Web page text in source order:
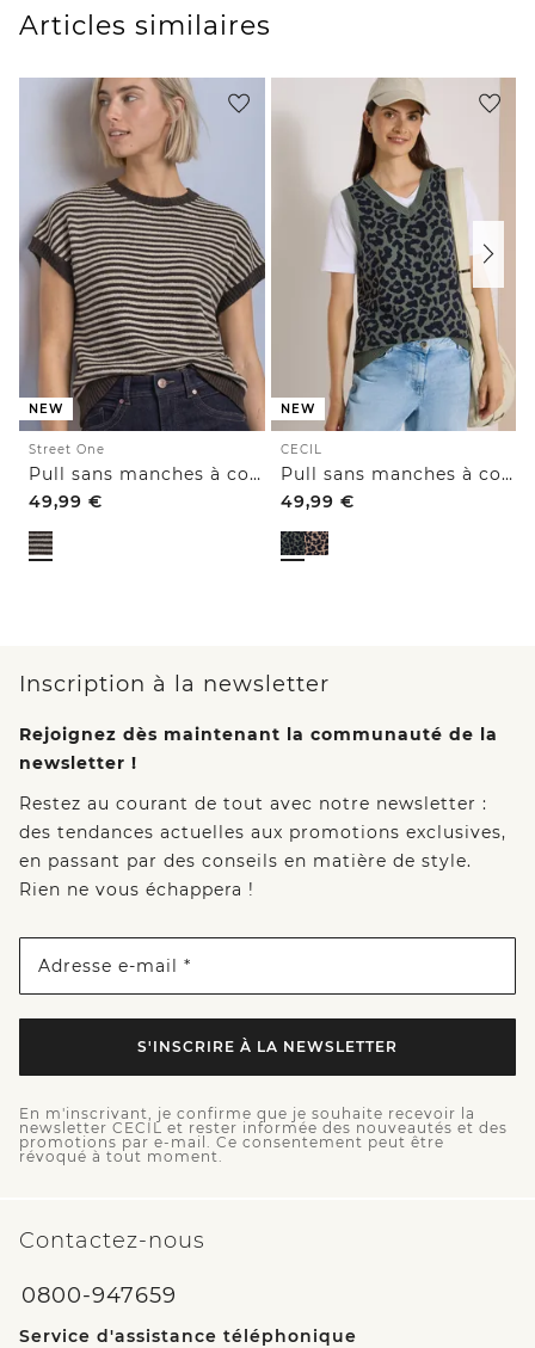
Articles similaires
NEW
Street One
Pull sans manches à col rond
49,99 €
NEW
CECIL
Pull sans manches à col V et motif léopard
49,99 €
Inscription à la newsletter
Rejoignez dès maintenant la communauté de la
newsletter !
Restez au courant de tout avec notre newsletter :
des tendances actuelles aux promotions exclusives,
en passant par des conseils en matière de style.
Rien ne vous échappera !
Adresse e-mail *
S'INSCRIRE À LA NEWSLETTER
En m'inscrivant, je confirme que je souhaite recevoir la
newsletter CECIL et rester informée des nouveautés et des
promotions par e-mail. Ce consentement peut être
révoqué à tout moment.
Contactez-nous
0800-947659
Service d'assistance téléphonique